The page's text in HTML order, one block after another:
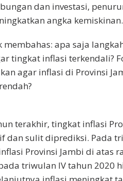
dan investasi,
angka kemiskinan.
apa saja
tingkat inflasi terkendali?
agar inflasi di Provinsi
terakhir, tingkat inflasi
dan sulit diprediksi. Pada
Provinsi Jambi di atas
triwulan IV tahun 2020